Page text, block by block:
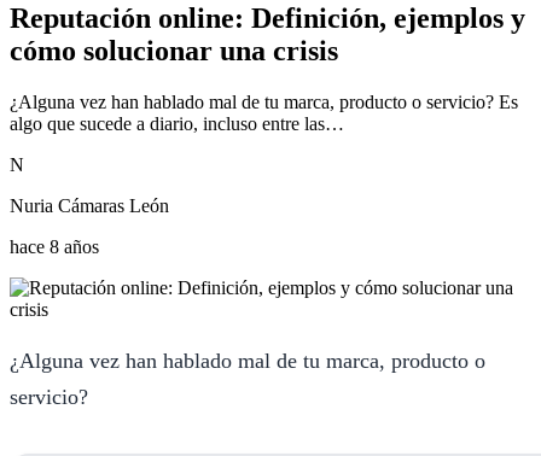
Reputación online: Definición, ejemplos y
cómo solucionar una crisis
¿Alguna vez han hablado mal de tu marca, producto o servicio? Es
algo que sucede a diario, incluso entre las…
N
Nuria Cámaras León
hace 8 años
¿Alguna vez han hablado mal de tu marca, producto o
servicio?